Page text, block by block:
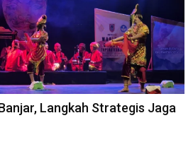
Langkah Strategis Jaga